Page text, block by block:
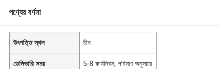
পণ্যের বর্ণনা
উৎপত্তি স্থল চীন
ডেলিভারি সময় 5-8 কার্যদিবস, পরিমাণ অনুসারে